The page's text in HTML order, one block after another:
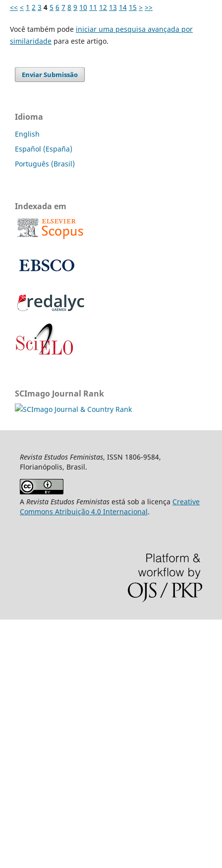
<< < 1 2 3 4 5 6 7 8 9 10 11 12 13 14 15 > >>
Você também pode iniciar uma pesquisa avançada por
similaridadepara este artigo.
Enviar Submissão
Idioma
English
Español (España)
Português (Brasil)
Indexada em
SCImago Journal Rank
Revista Estudos Feministas, ISSN 1806-9584,
Florianópolis, Brasil.
A Revista Estudos Feministasestá sob a licença Creative
Commons Atribuição 4.0 Internacional.